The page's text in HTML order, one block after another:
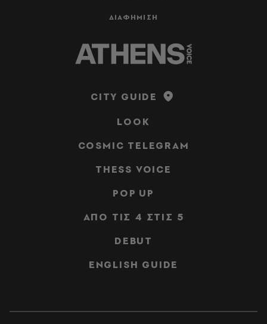
ΔΙΑΦΗΜΙΣΗ
CITY GUIDE
LOOK
COSMIC TELEGRAM
THESS VOICE
POP UP
ΑΠΟ ΤΙΣ 4 ΣΤΙΣ 5
DEBUT
ENGLISH GUIDE